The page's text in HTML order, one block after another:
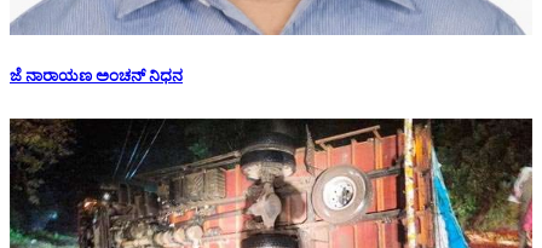
ಜೆ ನಾರಾಯಣ ಅಂಚನ್ ನಿಧನ